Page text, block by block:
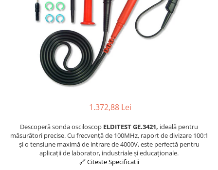
Osciloscoape
Accesorii
Osciloscoape AXIOMET
Osciloscoape B&K PRECISION
Osciloscoape FLUKE
Osciloscoape GW INSTEK
Osciloscoape OWON
Osciloscoape Peaktech
Osciloscoape ROHDE & SCHWARZ
1.372,88 Lei
Descoperă sonda osciloscop ELDITEST GE.3421, ideală pentru
măsurători precise. Cu frecvență de 100MHz, raport de divizare 100:1
și o tensiune maximă de intrare de 4000V, este perfectă pentru
aplicații de laborator, industriale și educaționale.
🔗 Citeste Specificatii